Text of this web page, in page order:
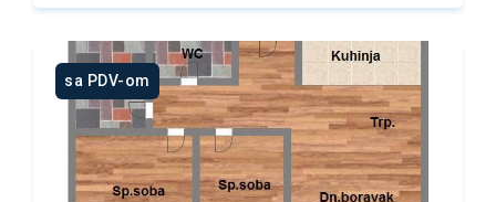
sa PDV-om